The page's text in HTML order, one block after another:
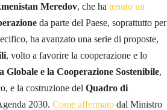
Meredov, che ha tenuto un
da parte del Paese, soprattutto per
ha avanzato una serie di proposte,
, volto a favorire la cooperazione e lo
Globale e la Cooperazione Sostenibile,
e la costruzione del Quadro di
2030. Come affermato dal Ministro